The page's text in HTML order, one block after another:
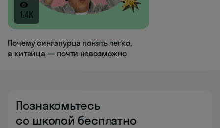
1.4K
Почему сингапурца понять легко,
а китайца — почти невозможно
Познакомьтесь
со школой бесплатно